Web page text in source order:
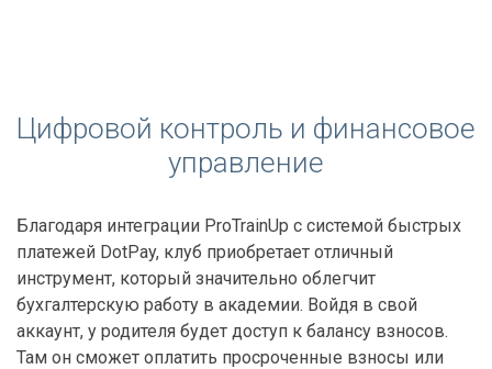
Цифровой контроль и финансовое
управление
Благодаря интеграции ProTrainUp с системой быстрых
платежей DotPay, клуб приобретает отличный
инструмент, который значительно облегчит
бухгалтерскую работу в академии. Войдя в свой
аккаунт, у родителя будет доступ к балансу взносов.
Там он сможет оплатить просроченные взносы или